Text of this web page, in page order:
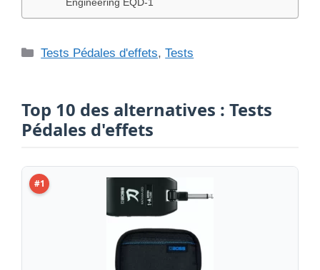
LIRE LE TEST →
#3
Mooer GE200 PLUS Li w. Battery / Test, Comparatif
et Avis